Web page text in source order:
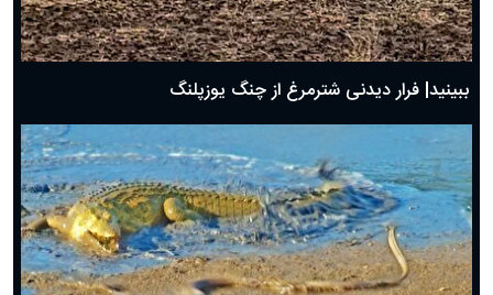
ببینید| فرار دیدنی شترمرغ از چنگ یوزپلنگ